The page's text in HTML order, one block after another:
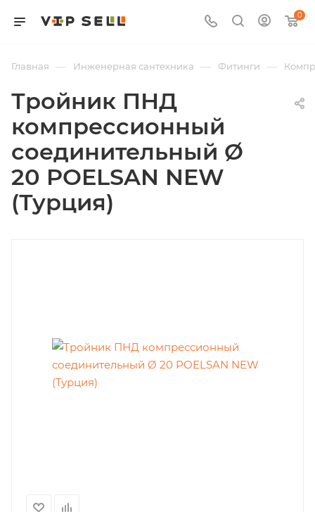
0
Главная — Инженерная сантехника — Фитинги —
Тройник ПНД
компрессионный
соединительный Ø
20 POELSAN NEW
(Турция)